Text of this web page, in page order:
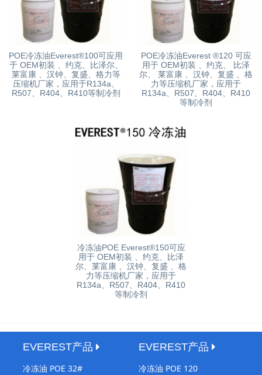
POE冷冻油Everest®100可应用
于 OEM初装 、约克、比泽尔、
莱富康 、汉钟、复盛、格力等
压缩机厂家，应用于R134a、
R507、R404、R410等制冷剂
POE冷冻油Everest ®120 可应
用于 OEM初装 、约克、 比泽
尔、 莱富康 、汉钟、复盛 、格
力等压缩机厂家，应用于
R134a、R507、R404、R410
等制冷剂
冷冻油POE Everest®150可应
用于 OEM初装 、约克、比泽
尔、莱富康 、汉钟、复盛 、格
力等压缩机厂家，应用于
R134a、R507、R404、R410
等制冷剂
EVEREST产品
冷冻油 POE 32#
EVEREST产品
冷冻油 POE 120